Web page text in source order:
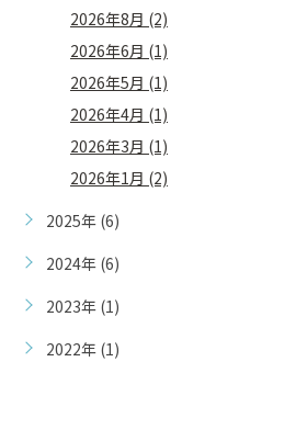
2026年8月 (2)
2026年6月 (1)
2026年5月 (1)
2026年4月 (1)
2026年3月 (1)
2026年1月 (2)
2025年 (6)
2024年 (6)
2023年 (1)
2022年 (1)